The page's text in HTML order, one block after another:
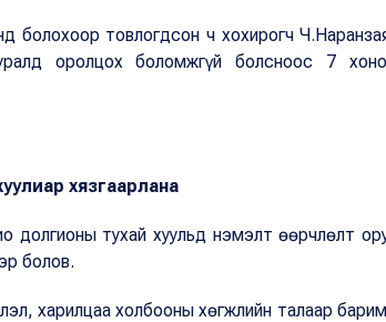
болохоор товлогдсон ч хохирогч
оролцох боломжгүй болсноос 7
хязгаарлана
долгионы тухай хуульд нэмэлт өөрчлөлт
болов.
харилцаа холбооны хөгжлийн талаар